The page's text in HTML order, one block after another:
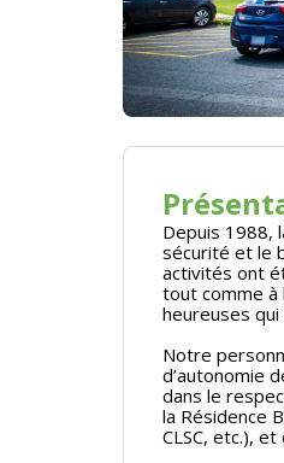
Depuis 1988,
sécurité et le
activités ont
tout comme à
heureuses
Notre
d’autonomie
dans le
la Résidence
CLSC, etc.),